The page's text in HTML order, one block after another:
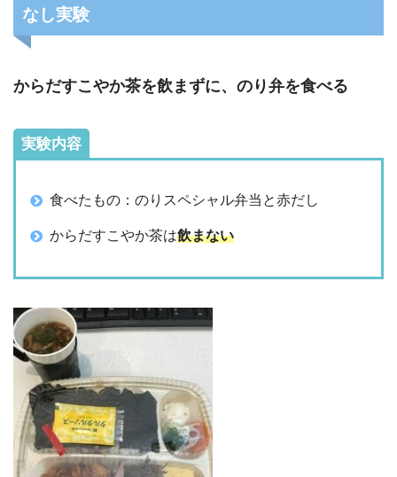
なし実験
からだすこやか茶を飲まずに、のり弁を食べる
実験内容
食べたもの：のりスペシャル弁当と赤だし
からだすこやか茶は飲まない